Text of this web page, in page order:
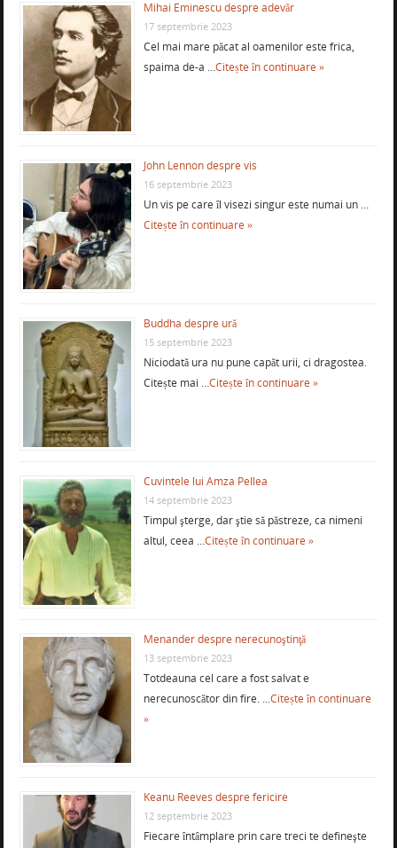
Mihai Eminescu despre adevăr
17 septembrie 2023
Cel mai mare păcat al oamenilor este frica,
spaima de-a …Citește în continuare »
John Lennon despre vis
16 septembrie 2023
Un vis pe care îl visezi singur este numai un …
Citește în continuare »
Buddha despre ură
15 septembrie 2023
Niciodată ura nu pune capăt urii, ci dragostea.
Citește mai …Citește în continuare »
Cuvintele lui Amza Pellea
14 septembrie 2023
Timpul şterge, dar ştie să păstreze, ca nimeni
altul, ceea …Citește în continuare »
Menander despre nerecunoştinţă
13 septembrie 2023
Totdeauna cel care a fost salvat e
nerecunoscător din fire. …Citește în continuare
»
Keanu Reeves despre fericire
12 septembrie 2023
Fiecare întâmplare prin care treci te defineşte